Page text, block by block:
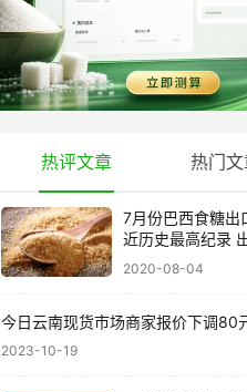
热评文章 热门
7月份巴西食糖出
近历史最高纪录
超40万吨
2020-08-04
今日云南现货市场商家报价下调80
2023-10-19